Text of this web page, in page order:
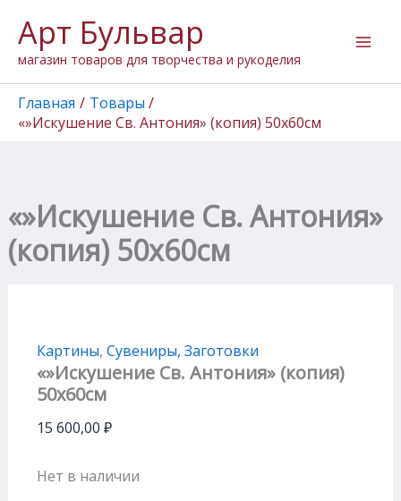
содержимому
Арт Бульвар
магазин товаров для творчества и рукоделия
Главная
Товары
«»Искушение Св. Антония» (копия) 50х60см
«»Искушение Св. Антония»
(копия) 50х60см
Картины, Сувениры, Заготовки
«»Искушение Св. Антония» (копия)
50х60см
15 600,00 ₽
Нет в наличии